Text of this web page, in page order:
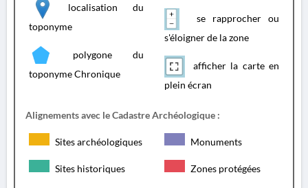
localisation du
toponyme
polygone du
toponyme Chronique
se rapprocher ou
s'éloigner de la zone
afficher la carte en
plein écran
Alignements avec le Cadastre Archéologique :
Sites archéologiques Monuments
Sites historiques Zones protégées